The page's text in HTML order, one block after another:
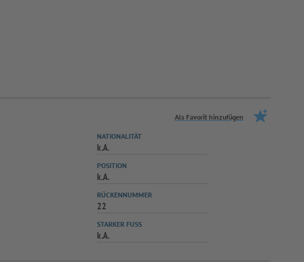
Als Favorit hinzufügen
NATIONALITÄT
k.A.
POSITION
k.A.
RÜCKENNUMMER
22
STARKER FUSS
k.A.